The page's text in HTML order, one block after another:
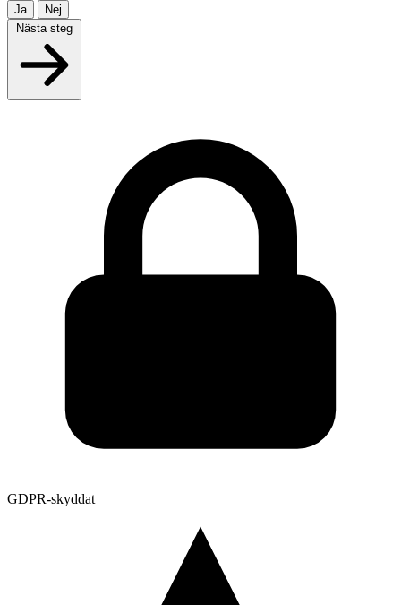
Ja
Nej
Nästa steg
GDPR-skyddat